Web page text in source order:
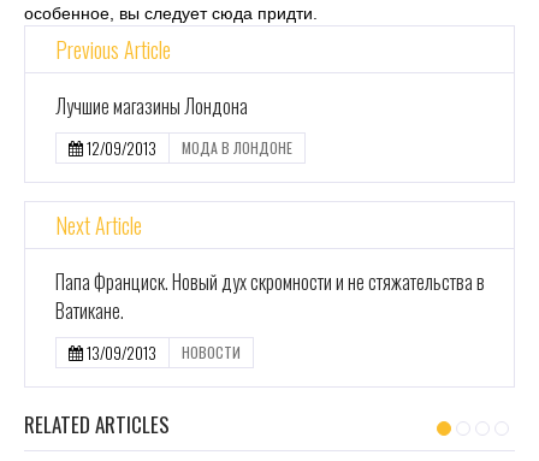
особенное, вы следует сюда придти.
Previous Article
Лучшие магазины Лондона
12/09/2013 МОДА В ЛОНДОНЕ
Next Article
Папа Франциск. Новый дух скромности и не стяжательства в
Ватикане.
13/09/2013 НОВОСТИ
RELATED ARTICLES